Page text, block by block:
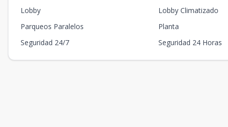
Lobby
Lobby Climatizado
Parqueos Paralelos
Planta
Seguridad 24/7
Seguridad 24 Horas